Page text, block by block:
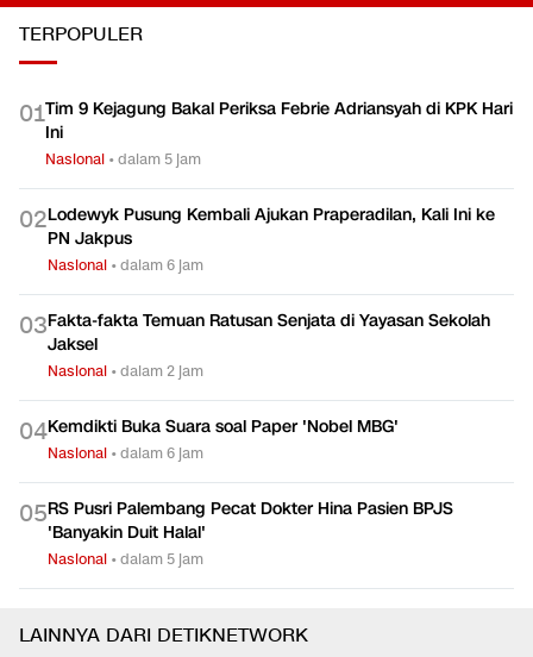
TERPOPULER
01Tim 9 Kejagung Bakal Periksa Febrie Adriansyah di KPK Hari
Ini
Nasional •dalam 5 jam
02Lodewyk Pusung Kembali Ajukan Praperadilan, Kali Ini ke
PN Jakpus
Nasional •dalam 6 jam
03Fakta-fakta Temuan Ratusan Senjata di Yayasan Sekolah
Jaksel
Nasional •dalam 2 jam
04Kemdikti Buka Suara soal Paper 'Nobel MBG'
Nasional •dalam 6 jam
05RS Pusri Palembang Pecat Dokter Hina Pasien BPJS
'Banyakin Duit Halal'
Nasional •dalam 5 jam
LAINNYA DARI DETIKNETWORK